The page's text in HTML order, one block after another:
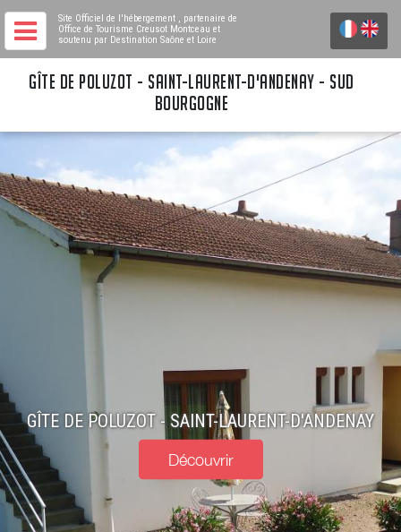
Site Officiel de l'hébergement , partenaire de
Office de Tourisme Creusot Montceau et
soutenu par Destination Saône et Loire
GÎTE DE POLUZOT - SAINT-LAURENT-D'ANDENAY - SUD
BOURGOGNE
GÎTE DE POLUZOT - SAINT-LAURENT-D'ANDENAY
Découvrir